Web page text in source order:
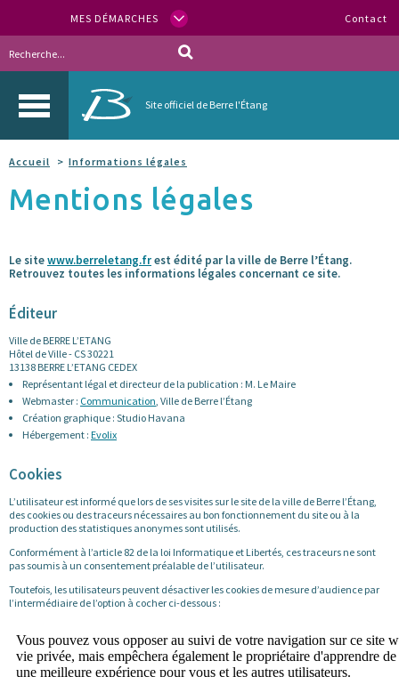
MES DÉMARCHES Contact
Site officiel de Berre l'Étang
Accueil Informations légales
Mentions légales
Le sitewww.berreletang.frest édité par la ville de Berre l’Étang.
Retrouvez toutes les informations légales concernant ce site.
Éditeur
Ville de BERRE L’ETANG
Hôtel de Ville - CS 30221
13138 BERRE L’ETANG CEDEX
Représentant légal et directeur de la publication : M. Le Maire
Webmaster : Communication , Ville de Berre l’Étang
Création graphique : Studio Havana
Hébergement : Evolix
Cookies
L’utilisateur est informé que lors de ses visites sur le site de la ville de Berre l’Étang,
des cookies ou des traceurs nécessaires au bon fonctionnement du site ou à la
production des statistiques anonymes sont utilisés.
Conformément à l’article 82 de la loi Informatique et Libertés, ces traceurs ne sont
pas soumis à un consentement préalable de l’utilisateur.
Toutefois, les utilisateurs peuvent désactiver les cookies de mesure d’audience par
l’intermédiaire de l’option à cocher ci-dessous :